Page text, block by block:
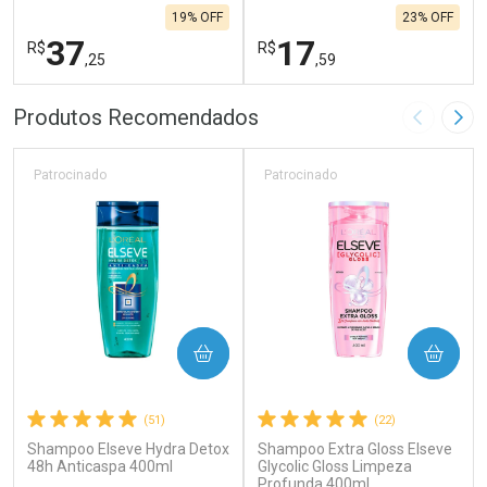
R$37,25
19% OFF
FECHAR
Laboratório
Ativar Desconto
FECHAR
Por Menos
R$17,59
23% OFF
Laboratório
Ativar Desconto
Por Menos
Produtos Recomendados Imagem
(51)
Shampoo Elseve Hydra Detox
48h Anticaspa 400ml
Patrocinado
COMPRAR
(22)
Shampoo Extra Gloss Elseve
Glycolic Gloss Limpeza
Patrocinado
COMPRAR